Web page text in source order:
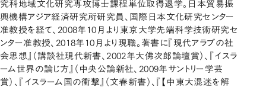
究科地域文化研究専攻博士課程単位取得退学。日本貿易振
興機構アジア経済研究所研究員、国際日本文化研究センター
准教授を経て、2008年10月より東京大学先端科学技術研究セ
ンター准教授、2018年10月より現職。著書に『現代アラブの社
会思想』（講談社現代新書、2002年大佛次郎論壇賞）、『イスラ
ーム世界の論じ方』（中央公論新社、2009年サントリー学芸
賞）、『イスラーム国の衝撃』（文春新書）、『【中東大混迷を解